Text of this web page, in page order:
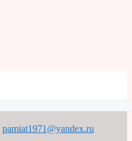
pamiat1971@yandex.ru